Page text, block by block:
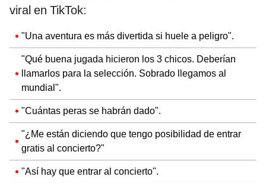
viral en TikTok:
"Una aventura es más divertida si huele a peligro".
"Qué buena jugada hicieron los 3 chicos. Deberían
llamarlos para la selección. Sobrado llegamos al
mundial".
"Cuántas peras se habrán dado".
"¿Me están diciendo que tengo posibilidad de entrar
gratis al concierto?"
"Así hay que entrar al concierto".